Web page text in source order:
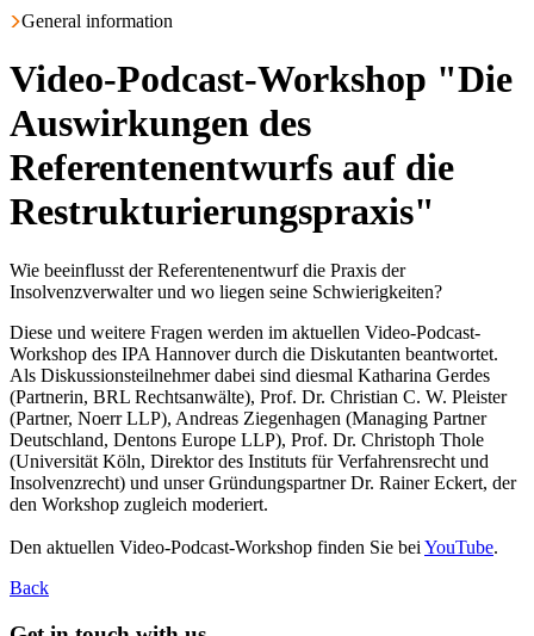
General information
Video-Podcast-Workshop "Die
Auswirkungen des
Referentenentwurfs auf die
Restrukturierungspraxis"
Wie beeinflusst der Referentenentwurf die Praxis der
Insolvenzverwalter und wo liegen seine Schwierigkeiten?
Diese und weitere Fragen werden im aktuellen Video-Podcast-
Workshop des IPA Hannover durch die Diskutanten beantwortet.
Als Diskussionsteilnehmer dabei sind diesmal Katharina Gerdes
(Partnerin, BRL Rechtsanwälte), Prof. Dr. Christian C. W. Pleister
(Partner, Noerr LLP), Andreas Ziegenhagen (Managing Partner
Deutschland, Dentons Europe LLP), Prof. Dr. Christoph Thole
(Universität Köln, Direktor des Instituts für Verfahrensrecht und
Insolvenzrecht) und unser Gründungspartner Dr. Rainer Eckert, der
den Workshop zugleich moderiert.
Den aktuellen Video-Podcast-Workshop finden Sie bei YouTube.
Back